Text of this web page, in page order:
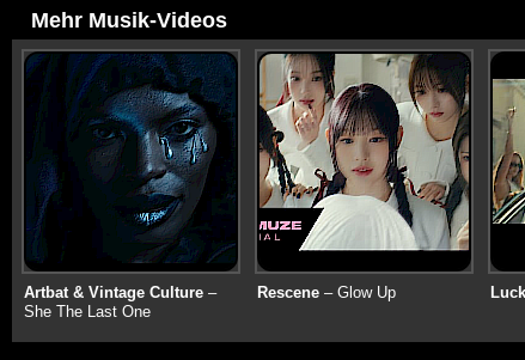
Mehr Musik-Videos
Artbat & Vintage Culture–
She The Last One
Rescene– Glow Up